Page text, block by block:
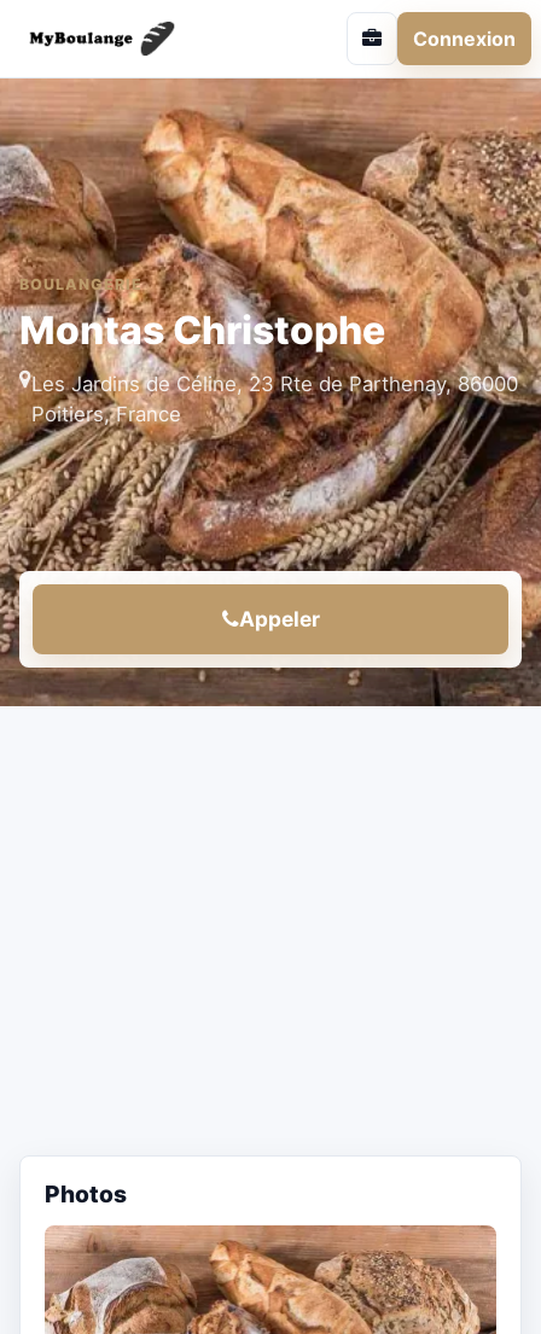
Connexion
BOULANGERIE
Montas Christophe
Les Jardins de Céline, 23 Rte de Parthenay, 86000
Poitiers, France
Appeler
Photos